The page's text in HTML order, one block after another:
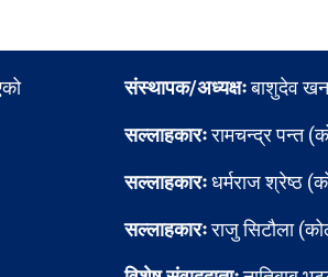
संस्थापक/अध्यक्षःबाशुदेव
सल्लाहकारःरामचन्द्र पन्त
सल्लाहकारःधर्मराज श्रेष्ठ
सल्लाहकारःराजु सिटौला